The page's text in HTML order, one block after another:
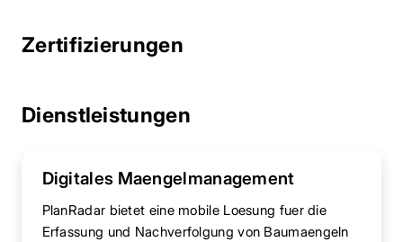
Zertifizierungen
Dienstleistungen
Digitales Maengelmanagement
PlanRadar bietet eine mobile Loesung fuer die
Erfassung und Nachverfolgung von Baumaengeln